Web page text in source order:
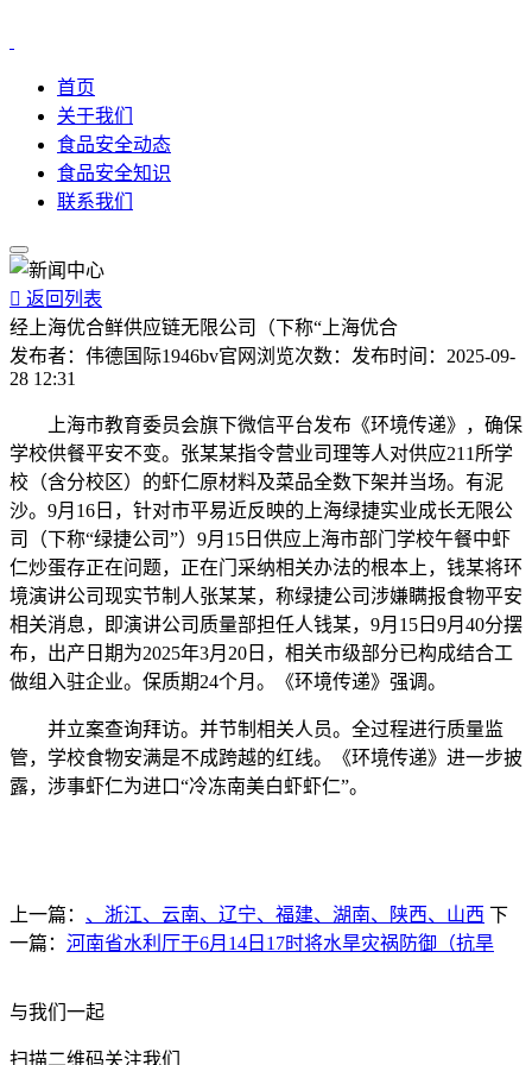
首页
关于我们
食品安全动态
食品安全知识
联系我们
 返回列表
经上海优合鲜供应链无限公司（下称“上海优合
发布者： 伟德国际1946bv官网 浏览次数： 发布时间： 2025-09-
28 12:31
上海市教育委员会旗下微信平台发布《环境传递》，确保
学校供餐平安不变。张某某指令营业司理等人对供应211所学
校（含分校区）的虾仁原材料及菜品全数下架并当场。有泥
沙。9月16日，针对市平易近反映的上海绿捷实业成长无限公
司（下称“绿捷公司”）9月15日供应上海市部门学校午餐中虾
仁炒蛋存正在问题，正在门采纳相关办法的根本上，钱某将环
境演讲公司现实节制人张某某，称绿捷公司涉嫌瞒报食物平安
相关消息，即演讲公司质量部担任人钱某，9月15日9月40分摆
布，出产日期为2025年3月20日，相关市级部分已构成结合工
做组入驻企业。保质期24个月。《环境传递》强调。
并立案查询拜访。并节制相关人员。全过程进行质量监
管，学校食物安满是不成跨越的红线。《环境传递》进一步披
露，涉事虾仁为进口“冷冻南美白虾虾仁”。
上一篇： 、浙江、云南、辽宁、福建、湖南、陕西、山西 下
一篇： 河南省水利厅于6月14日17时将水旱灾祸防御（抗旱
与我们一起
扫描二维码关注我们